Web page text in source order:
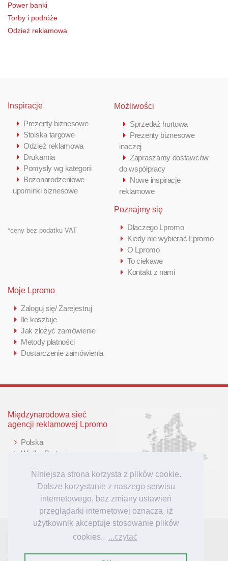
Niniejsza strona korzysta z plików cookie.
Dalsze korzystanie z naszego serwisu
internetowego, bez zmiany ustawień
przeglądarki internetowej oznacza, iż
użytkownik akceptuje stosowanie plików
cookies.. ...czytać
Power banki
Torby i podróże
Odzież reklamowa
Inspiracje
Prezenty biznesowe
Stoiska targowe
Odzież reklamowa
Drukarnia
Pomysły wg kategorii
Bożonarodzeniowe
upominki biznesowe
*ceny bez podatku VAT
Możliwości
Sprzedaż hurtowa
Prezenty biznesowe
inaczej
Zapraszamy dostawców
do współpracy
Nowe inspiracje
reklamowe
Poznajmy się
Dlaczego Lpromo
Kiedy nie wybierać Lpromo
O Lpromo
To ciekawe
Kontakt z nami
Moje Lpromo
Zaloguj się/ Zarejestruj
Ile kosztuje
Jak złożyć zamówienie
Metody płatności
Dostarczenie zamówienia
Międzynarodowa sieć
agencji reklamowej Lpromo
Polska
Wielka Brytania
Litwa
Łotwa
- tu mieszkają inspiracje reklamowe!